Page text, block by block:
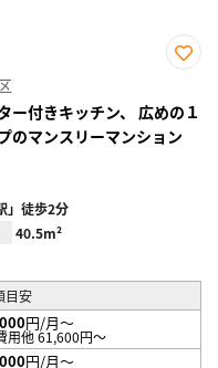
り登
録
ー付きキッチン、 広めの１
のマンスリーマンション
」徒歩2分
40.5m²
目安
円/月～
用他 61,600円～
円/月～